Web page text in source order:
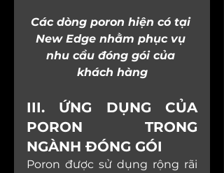
Các dòng poron hiện có tại
New Edge nhằm phục vụ
nhu cầu đóng gói của
khách hàng
III. ỨNG DỤNG CỦA
PORON TRONG
NGÀNH ĐÓNG GÓI
Poron được sử dụng rộng rãi